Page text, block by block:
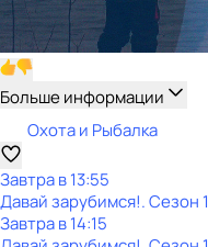
Больше информации
Охота и Рыбалка
Завтра в 13:55
Давай зарубимся!. Сезон 1
Завтра в 14:15